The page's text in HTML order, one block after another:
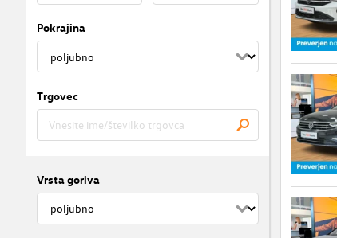
Pokrajina
Trgovec
Vrsta goriva